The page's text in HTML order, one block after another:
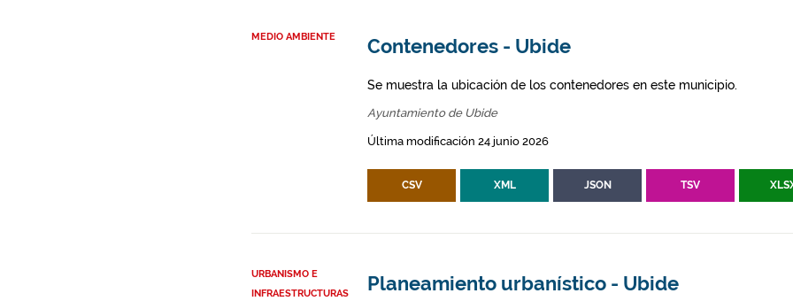
MEDIO AMBIENTE Contenedores - Ubide
Se muestra la ubicación de los contenedores en este municipio.
Ayuntamiento de Ubide
Última modificación 24 junio 2026
CSV XML JSON TSV
URBANISMO E
INFRAESTRUCTURAS
Planeamiento urbanístico - Ubide